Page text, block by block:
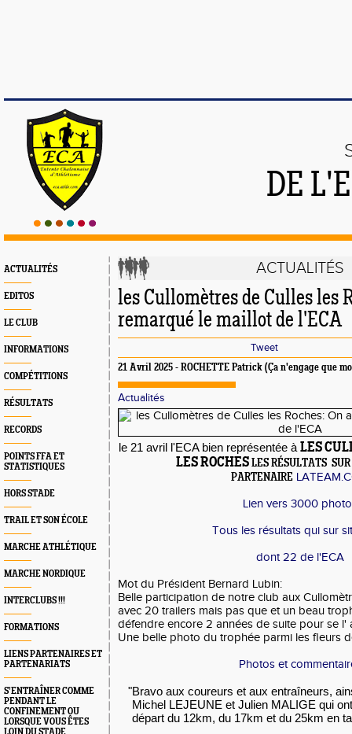
DE
ACTUALITÉS
EDITOS
LE CLUB
INFORMATIONS
COMPÉTITIONS
RÉSULTATS
RECORDS
POINTS FFA ET
STATISTIQUES
HORS STADE
TRAIL ET SON ÉCOLE
MARCHE ATHLÉTIQUE
MARCHE NORDIQUE
INTERCLUBS !!!
FORMATIONS
LIENS PARTENAIRES ET
PARTENARIATS
S’ENTRAÎNER COMME
PENDANT LE
CONFINEMENT OU
LORSQUE VOUS ÊTES
ACTUALITÉS
les Cullomètres de Culles les
remarqué le maillot de l'ECA
Tweet
21 Avril 2025 - ROCHETTE Patrick (Ça n'engage que
Actualités
le 21 avril l'ECA bien représentée à LES
LES ROCHESLES RÉSULTATS
PARTENAIRE
Lien vers 3000
Tous les résultats qui sur
dont 22 de l'ECA
Mot du Président Bernard Lubin:
Belle participation de notre club aux
avec 20 trailers mais pas que et un beau
défendre encore 2 années de suite pour se l'
Une belle photo du trophée parmi les fleurs
Photos et
"Bravo aux coureurs et aux entraîneurs,
Michel LEJEUNE et Julien MALIGE qui
départ du 12km, du 17km et du 25km en